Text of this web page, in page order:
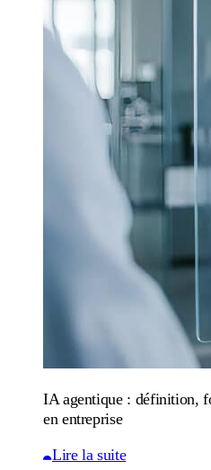
IA agentique : définition,
en entreprise
Lire la suite